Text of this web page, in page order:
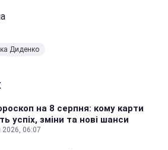
Диденко
на 8 серпня: кому карти
успіх, зміни та нові шанси
2026, 06:07